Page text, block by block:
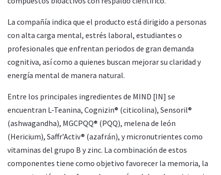
La compañía indica que el producto está dirigido a personas
con alta carga mental, estrés laboral, estudiantes o
profesionales que enfrentan periodos de gran demanda
cognitiva, así como a quienes buscan mejorar su claridad y
energía mental de manera natural.
Entre los principales ingredientes de MIND [IN] se
encuentran L-Teanina, Cognizin® (citicolina), Sensoril®
(ashwagandha), MGCPQQ® (PQQ), melena de león
(Hericium), Saffr’Activ® (azafrán), y micronutrientes como
vitaminas del grupo B y zinc. La combinación de estos
componentes tiene como objetivo favorecer la memoria, la